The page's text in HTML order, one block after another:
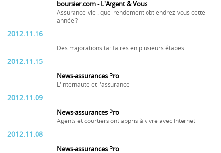
boursier.com - L'Argent & Vous
Assurance-vie : quel rendement obtiendrez-vous cette
année ?
2012.11.16
Des majorations tarifaires en plusieurs étapes
2012.11.15
News-assurances Pro
L'internaute et l'assurance
2012.11.09
News-assurances Pro
Agents et courtiers ont appris à vivre avec Internet
2012.11.08
News-assurances Pro